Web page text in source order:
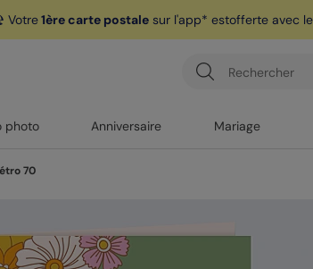
Votre1ère carte postalesur l'app* estofferte avec
photo Anniversaire Mariage
70